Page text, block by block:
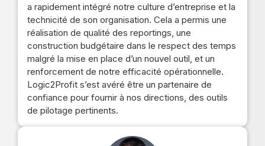
a rapidement intégré notre culture d’entreprise et la
technicité de son organisation. Cela a permis une
réalisation de qualité des reportings, une
construction budgétaire dans le respect des temps
malgré la mise en place d’un nouvel outil, et un
renforcement de notre efficacité opérationnelle.
Logic2Profit s’est avéré être un partenaire de
confiance pour fournir à nos directions, des outils
de pilotage pertinents.